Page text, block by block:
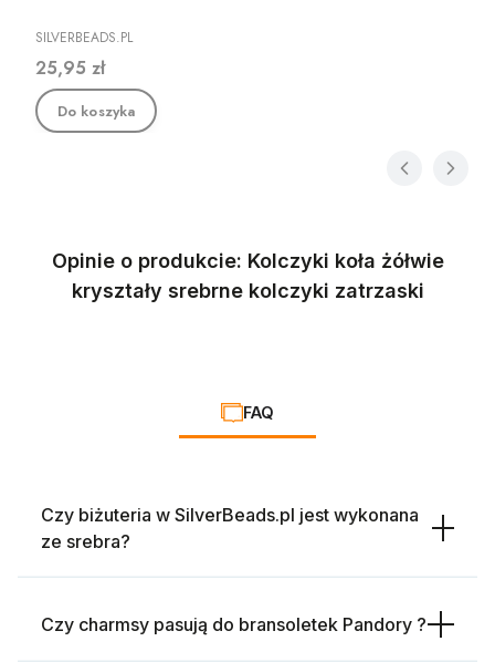
PRODUCENT
SILVERBEADS.PL
Cena
25,95 zł
Do koszyka
Opinie o produkcie: Kolczyki koła żółwie
kryształy srebrne kolczyki zatrzaski
FAQ
Czy biżuteria w SilverBeads.pl jest wykonana
ze srebra?
Czy charmsy pasują do bransoletek Pandory ?